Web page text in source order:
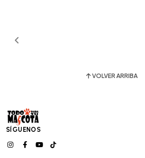
VOLVER ARRIBA
SÍGUENOS